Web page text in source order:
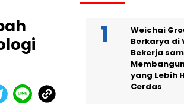
Weichai
Berkarya di
Bekerja
yang Lebih
Cerdas